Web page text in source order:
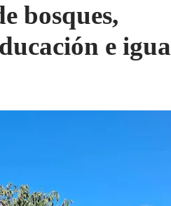
bosques,
e